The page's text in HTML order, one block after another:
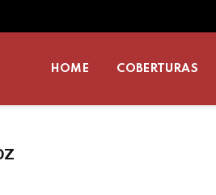
HOME COBERTURAS